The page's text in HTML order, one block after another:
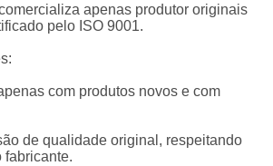
apenas produtor originais
pelo ISO 9001.
com produtos novos e com
de qualidade original, respeitando
fabricante.